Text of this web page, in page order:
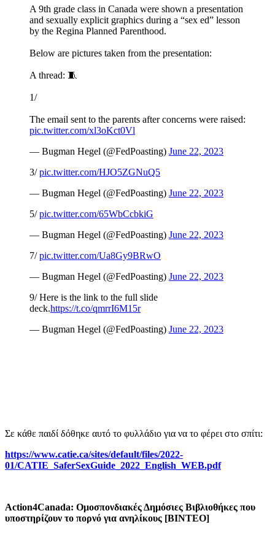
A 9th grade class in Canada were shown a presentation
and sexually explicit graphics during a “sex ed” lesson
by the Regina Planned Parenthood.
Below are pictures taken from the presentation:
A thread: 🧵
1/
The email sent to the parents after concerns were raised:
pic.twitter.com/xl3oKct0Vl
— Bugman Hegel (@FedPoasting) June 22, 2023
3/pic.twitter.com/HJO5ZGNuQ5
— Bugman Hegel (@FedPoasting) June 22, 2023
5/pic.twitter.com/65WbCcbkiG
— Bugman Hegel (@FedPoasting) June 22, 2023
7/pic.twitter.com/Ua8Gy9BRwO
— Bugman Hegel (@FedPoasting) June 22, 2023
9/ Here is the link to the full slide
deck.https://t.co/qmrrI6M15r
— Bugman Hegel (@FedPoasting) June 22, 2023
Σε κάθε παιδί δόθηκε αυτό το φυλλάδιο για να το φέρει στο σπίτι:
https://www.catie.ca/sites/default/files/2022-
01/CATIE_SaferSexGuide_2022_English_WEB.pdf
Action4Canada: Ομοσπονδιακές Δημόσιες Βιβλιοθήκες που
υποστηρίζουν το πορνό για ανηλίκους [ΒΙΝΤΕΟ]